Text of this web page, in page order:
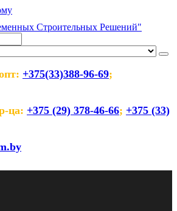
Решений"
материалов
+375(33)388-96-69;
ца: +375 (29) 378-46-66; +375 (33)